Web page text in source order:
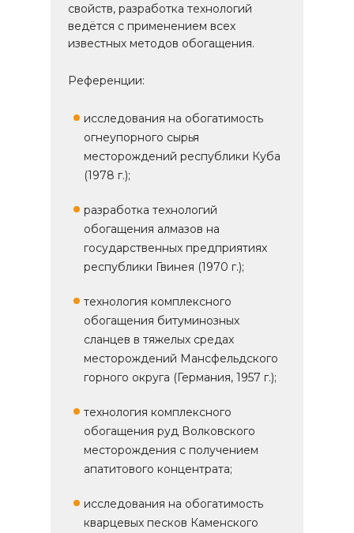
свойств, разработка технологий
ведётся с применением всех
известных методов обогащения.
Референции:
исследования на обогатимость
огнеупорного сырья
месторождений республики Куба
(1978 г.);
разработка технологий
обогащения алмазов на
государственных предприятиях
республики Гвинея (1970 г.);
технология комплексного
обогащения битуминозных
сланцев в тяжелых средах
месторождений Мансфельдского
горного округа (Германия, 1957 г.);
технология комплексного
обогащения руд Волковского
месторождения с получением
апатитового концентрата;
исследования на обогатимость
кварцевых песков Каменского